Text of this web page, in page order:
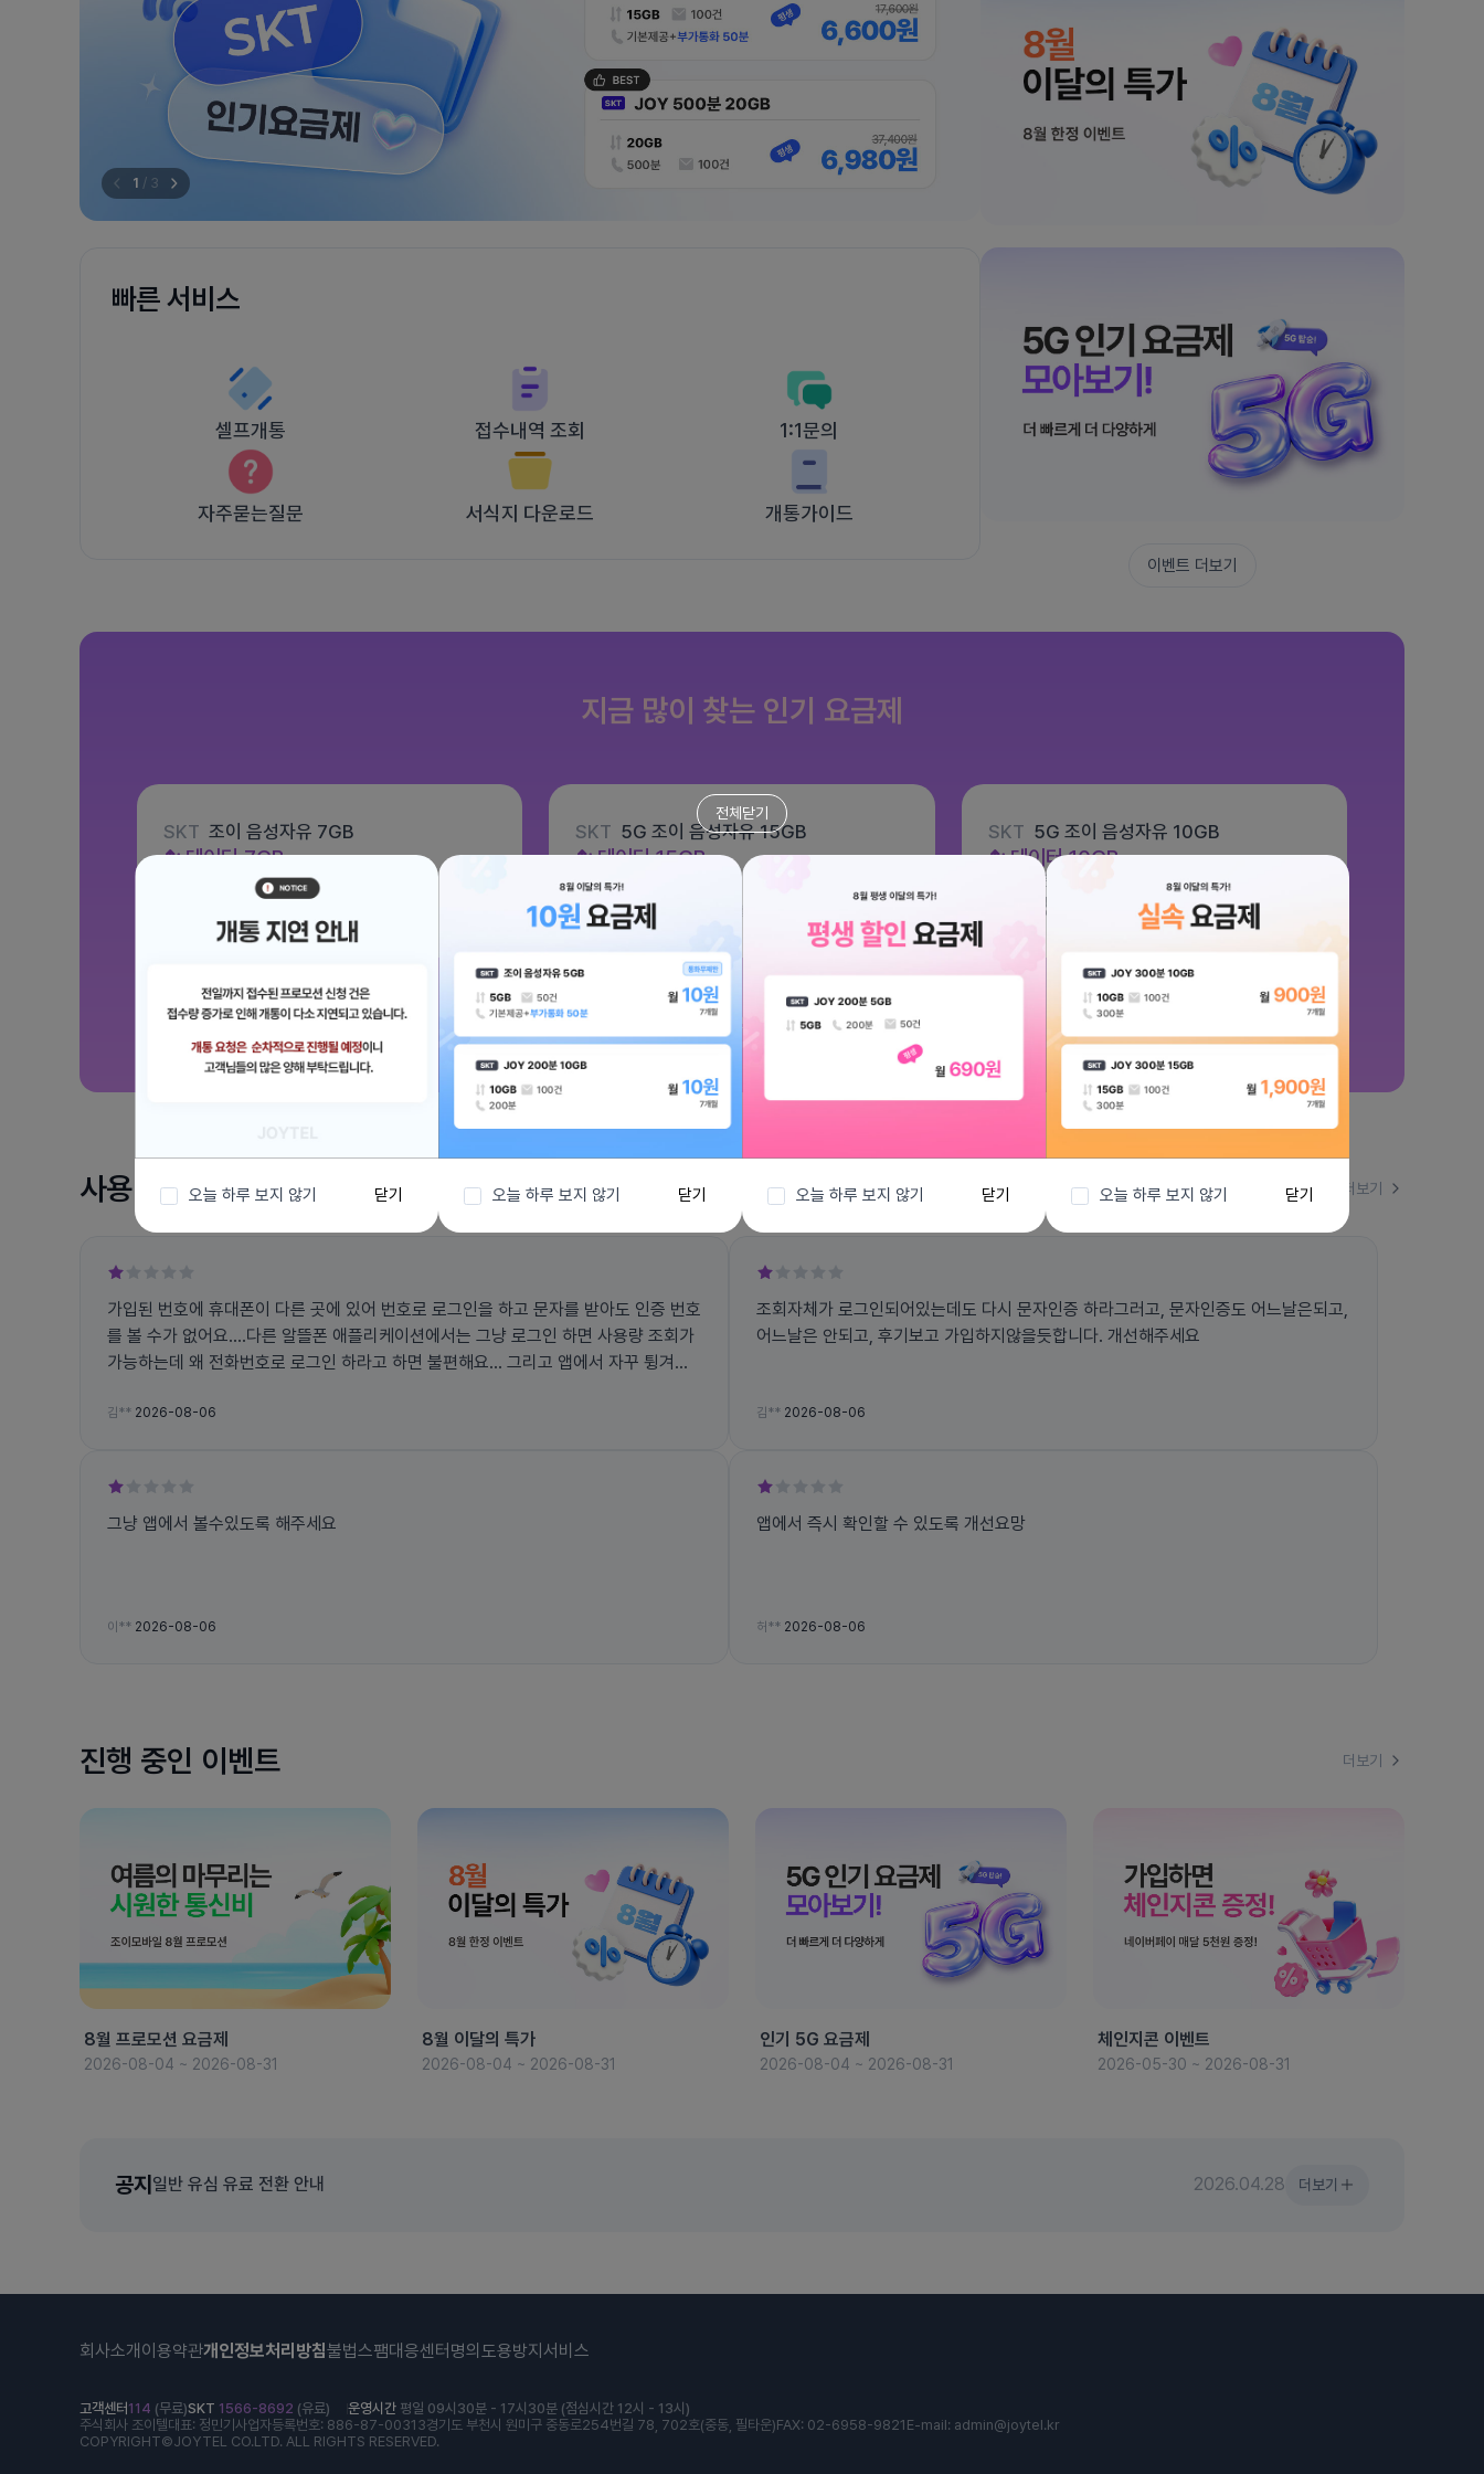
1 / 3
빠른 서비스
셀프개통 접수내역 조회 1:1문의
자주묻는질문 서식지 다운로드 개통가이드
이벤트 더보기
지금 많이 찾는 인기 요금제
SKT 조이 음성자유 7GB
데이터7GB
문자 100건
월 3,300원
SKT 5G 조이 음성자유 15GB
데이터15GB
통화 기본제공
월 6,600원
SKT 5G 조이 음성자유 10GB
데이터10GB
통화 기본제공
월 5,500원 / 평생할인
사용 후기 더보기
가입된 번호에 휴대폰이 다른 곳에 있어 번호로 로그인을 하고 문자를 받아도 인증 번호
를 볼 수가 없어요....다른 알뜰폰 애플리케이션에서는 그냥 로그인 하면 사용량 조회가
가능하는데 왜 전화번호로 로그인 하라고 하면 불편해요... 그리고 앱에서 자꾸 튕겨지
김** 2026-08-06
조회자체가 로그인되어있는데도 다시 문자인증 하라그러고, 문자인증도 어느날은되고,
어느날은 안되고, 후기보고 가입하지않을듯합니다. 개선해주세요
김** 2026-08-06
그냥 앱에서 볼수있도록 해주세요
이** 2026-08-06
앱에서 즉시 확인할 수 있도록 개선요망
허** 2026-08-06
진행 중인 이벤트 더보기
8월 프로모션 요금제
2026-08-04 ~ 2026-08-31
8월 이달의 특가
2026-08-04 ~ 2026-08-31
인기 5G 요금제
2026-08-04 ~ 2026-08-31
체인지콘 이벤트
2026-05-30 ~ 2026-08-31
공지 일반 유심 유료 전환 안내 2026.04.28 더보기
회사소개 이용약관개인정보처리방침불법스팸대응센터 명의도용방지서비스
고객센터 114 (무료)SKT 1566-8692 (유료) 운영시간 평일 09시30분 - 17시30분 (점심시간 12시 - 13시)
주식회사 조이텔대표: 정민기 사업자등록번호: 886-87-00313경기도 부천시 원미구 중동로254번길 78, 702호(중동, 필타운)FAX: 02-6958-9821 E-mail: admin@joytel.kr
COPYRIGHT©JOYTEL CO.LTD. ALL RIGHTS RESERVED.
전체닫기
오늘 하루 보지 않기 닫기 오늘 하루 보지 않기 닫기 오늘 하루 보지 않기 닫기 오늘 하루 보지 않기 닫기